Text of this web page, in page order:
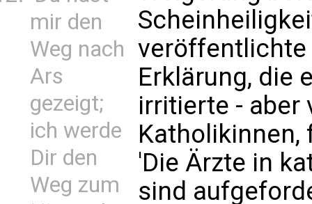
mir den
Weg nach
Ars
gezeigt;
ich werde
Dir den
Weg zum
veröffentlichte
Erklärung, die
irritierte - aber
Katholikinnen,
'Die Ärzte in
sind